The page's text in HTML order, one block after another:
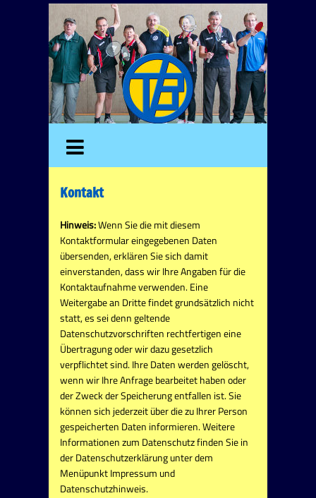
Kontakt
Hinweis:Wenn Sie die mit diesem
Kontaktformular eingegebenen Daten
übersenden, erklären Sie sich damit
einverstanden, dass wir Ihre Angaben für die
Kontaktaufnahme verwenden. Eine
Weitergabe an Dritte findet grundsätzlich nicht
statt, es sei denn geltende
Datenschutzvorschriften rechtfertigen eine
Übertragung oder wir dazu gesetzlich
verpflichtet sind. Ihre Daten werden gelöscht,
wenn wir Ihre Anfrage bearbeitet haben oder
der Zweck der Speicherung entfallen ist. Sie
können sich jederzeit über die zu Ihrer Person
gespeicherten Daten informieren. Weitere
Informationen zum Datenschutz finden Sie in
der Datenschutzerklärung unter dem
Menüpunkt Impressum und
Datenschutzhinweis.